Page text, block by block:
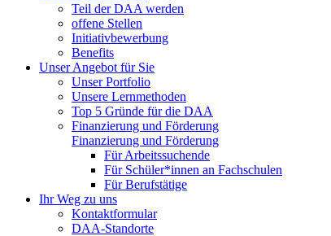
Teil der DAA werden
offene Stellen
Initiativbewerbung
Benefits
Unser Angebot für Sie
Unser Portfolio
Unsere Lernmethoden
Top 5 Gründe für die DAA
Finanzierung und Förderung
Finanzierung und Förderung
Für Arbeitssuchende
Für Schüler*innen an Fachschulen
Für Berufstätige
Ihr Weg zu uns
Kontaktformular
DAA-Standorte